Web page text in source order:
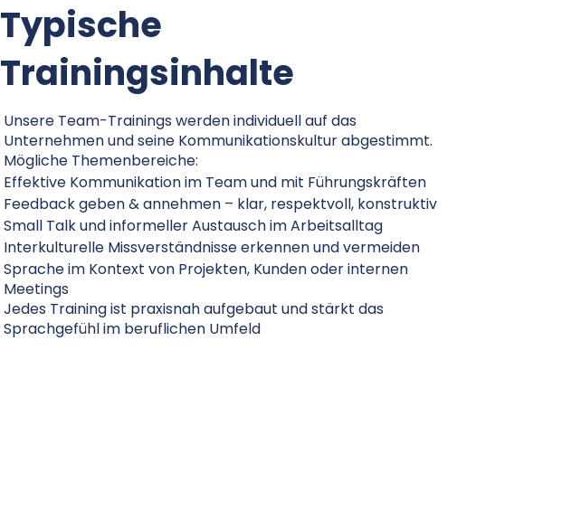
Typische
Trainingsinhalte
Unsere Team-Trainings werden individuell auf das
Unternehmen und seine Kommunikationskultur abgestimmt.
Mögliche Themenbereiche:
Effektive Kommunikation im Team und mit Führungskräften
Feedback geben & annehmen – klar, respektvoll, konstruktiv
Small Talk und informeller Austausch im Arbeitsalltag
Interkulturelle Missverständnisse erkennen und vermeiden
Sprache im Kontext von Projekten, Kunden oder internen
Meetings
Jedes Training ist praxisnah aufgebaut und stärkt das
Sprachgefühl im beruflichen Umfeld